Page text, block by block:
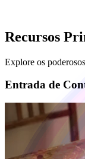
Recursos
Explore os
Entrada de